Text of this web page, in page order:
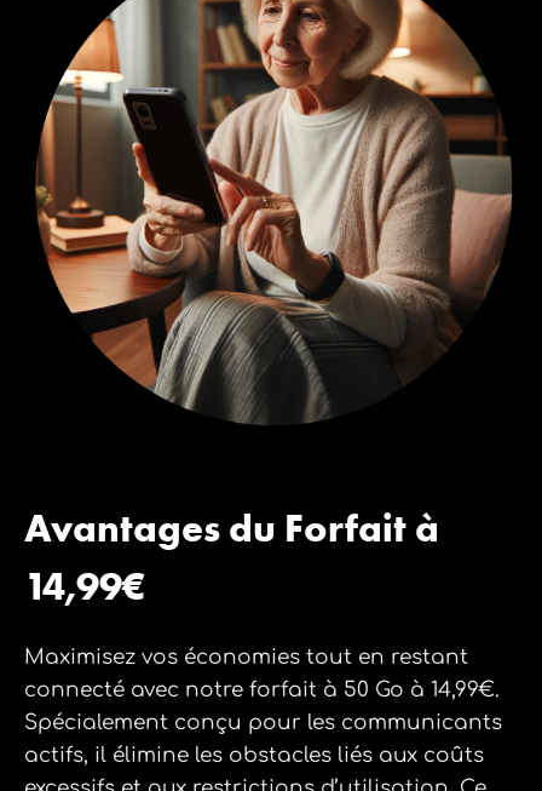
Avantages du Forfait à
14,99€
Maximisez vos économies tout en restant
connecté avec notre forfait à 50 Go à 14,99€.
Spécialement conçu pour les communicants
actifs, il élimine les obstacles liés aux coûts